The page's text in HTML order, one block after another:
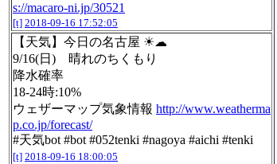
s://macaro-ni.jp/30521
[t] 2018-09-16 17:52:05
【天気】今日の名古屋 ☀☁
9/16(日) 晴れのちくもり
降水確率
18-24時:10%
ウェザーマップ気象情報 http://www.weatherma
p.co.jp/forecast/
#天気bot #bot #052tenki #nagoya #aichi #tenki
[t] 2018-09-16 18:00:05